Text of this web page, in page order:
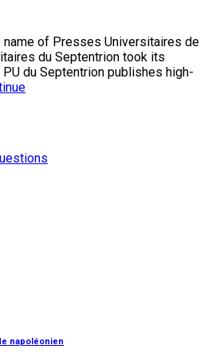
name of Presses Universitaires de
du Septentrion took its
du Septentrion publishes high-
napoléonien